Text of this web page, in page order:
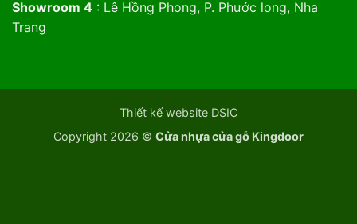
Showroom 4: Lê Hồng Phong, P. Phước long, Nha
Trang
Thiết kế website DSIC
Copyright 2026 © Cửa nhựa cửa gỗ Kingdoor